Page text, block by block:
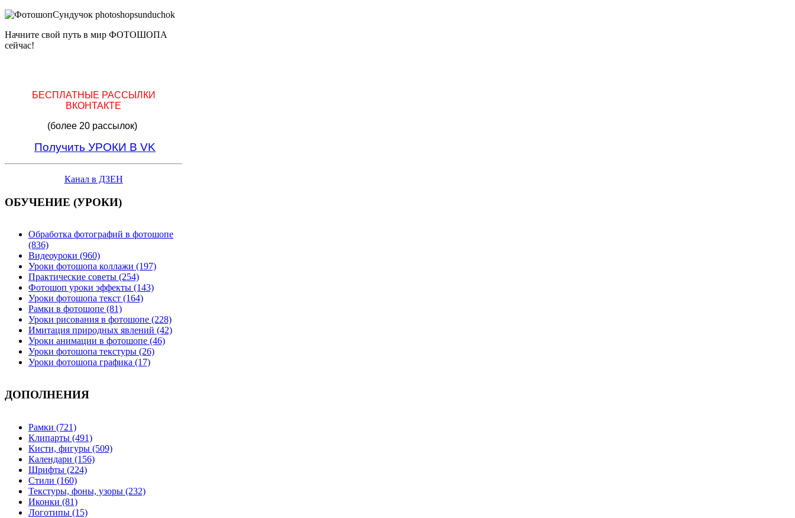
Начните свой путь в мир ФОТОШОПА
сейчас!
БЕСПЛАТНЫЕ РАССЫЛКИ
ВКОНТАКТЕ
(более 20 рассылок)
Получить УРОКИ В VK
Канал в ДЗЕН
ОБУЧЕНИЕ (УРОКИ)
Обработка фотографий в фотошопе
(836)
Видеоуроки (960)
Уроки фотошопа коллажи (197)
Практические советы (254)
Фотошоп уроки эффекты (143)
Уроки фотошопа текст (164)
Рамки в фотошопе (81)
Уроки рисования в фотошопе (228)
Имитация природных явлений (42)
Уроки анимации в фотошопе (46)
Уроки фотошопа текстуры (26)
Уроки фотошопа графика (17)
ДОПОЛНЕНИЯ
Рамки (721)
Клипарты (491)
Кисти, фигуры (509)
Календари (156)
Шрифты (224)
Стили (160)
Текстуры, фоны, узоры (232)
Иконки (81)
Логотипы (15)